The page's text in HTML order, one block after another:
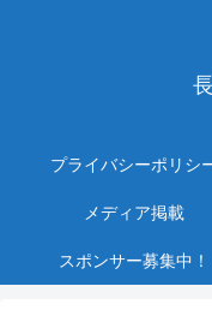
プライバシーポリシ
メディア掲載
スポンサー募集中！